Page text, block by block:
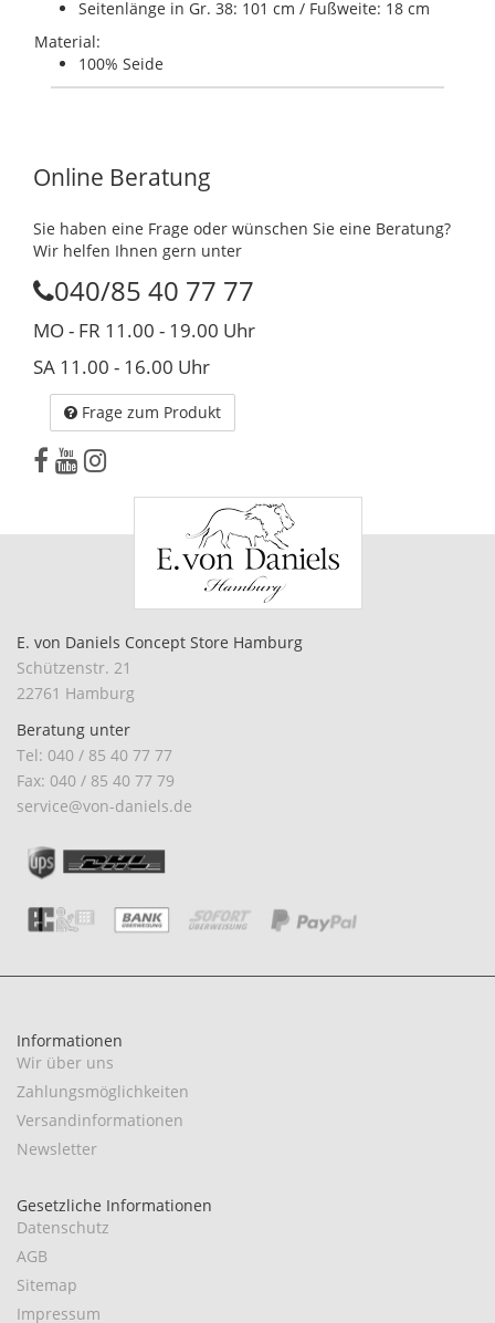
Seitenlänge in Gr. 38: 101 cm / Fußweite: 18 cm
Material:
100% Seide
Online Beratung
Sie haben eine Frage oder wünschen Sie eine Beratung?
Wir helfen Ihnen gern unter
040/85 40 77 77
MO - FR 11.00 - 19.00 Uhr
SA 11.00 - 16.00 Uhr
Frage zum Produkt
E. von Daniels Concept Store Hamburg
Schützenstr. 21
22761 Hamburg
Beratung unter
Tel: 040 / 85 40 77 77
Fax: 040 / 85 40 77 79
service@von-daniels.de
Informationen
Wir über uns
Zahlungsmöglichkeiten
Versandinformationen
Newsletter
Gesetzliche Informationen
Datenschutz
AGB
Sitemap
Impressum